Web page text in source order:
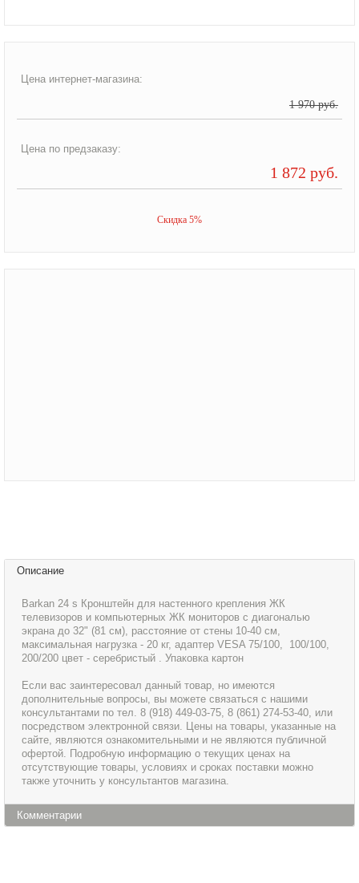
Цена интернет-магазина:
1 970 руб.
Цена по предзаказу:
1 872 руб.
Скидка 5%
Описание
Barkan 24 s Кронштейн для настенного крепления ЖК
телевизоров и компьютерных ЖК мониторов с диагональю
экрана до 32" (81 см), расстояние от стены 10-40 см,
максимальная нагрузка - 20 кг, адаптер VESA 75/100, 100/100,
200/200 цвет - серебристый . Упаковка картон
Если вас заинтересовал данный товар, но имеются
дополнительные вопросы, вы можете связаться с нашими
консультантами по тел. 8 (918) 449-03-75, 8 (861) 274-53-40, или
посредством электронной связи. Цены на товары, указанные на
сайте, являются ознакомительными и не являются публичной
офертой. Подробную информацию о текущих ценах на
отсутствующие товары, условиях и сроках поставки можно
также уточнить у консультантов магазина.
Комментарии